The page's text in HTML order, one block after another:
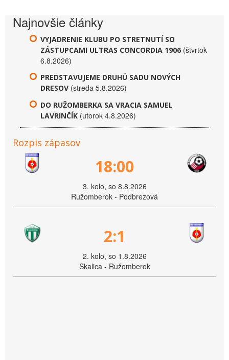
Najnovšie články
VYJADRENIE KLUBU PO STRETNUTÍ SO
ZÁSTUPCAMI ULTRAS CONCORDIA 1906 (štvrtok
6.8.2026)
PREDSTAVUJEME DRUHÚ SADU NOVÝCH
DRESOV (streda 5.8.2026)
DO RUŽOMBERKA SA VRACIA SAMUEL
LAVRINČÍK (utorok 4.8.2026)
Rozpis zápasov
18:00
3. kolo, so 8.8.2026
Ružomberok - Podbrezová
2:1
2. kolo, so 1.8.2026
Skalica - Ružomberok